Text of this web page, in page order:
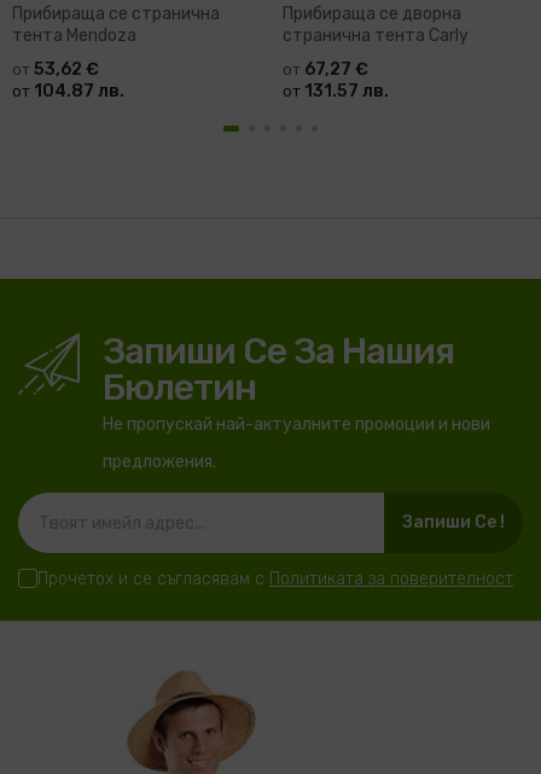
Прибираща се странична
тента Mendoza
от 53,62 €
от 104.87 лв.
Прибираща се дворна
странична тента Carly
от 67,27 €
от 131.57 лв.
Запиши Се За Нашия
Бюлетин
Не пропускай най-актуалните промоции и нови
предложения.
Запиши Се !
Прочетох и се съгласявам с Политиката за поверителност.